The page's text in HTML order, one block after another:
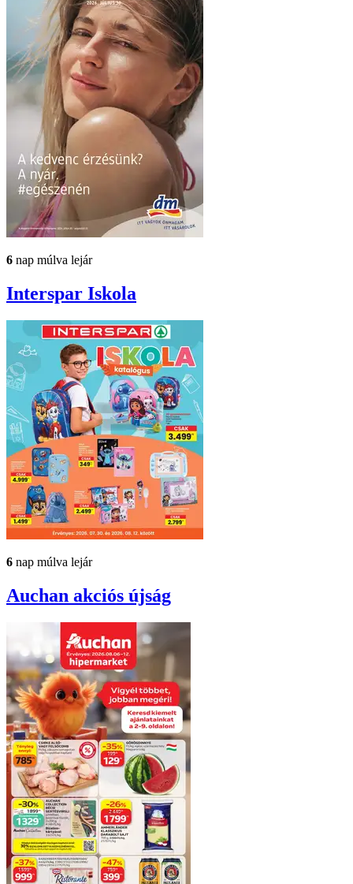
6 nap múlva lejár
Interspar Iskola
6 nap múlva lejár
Auchan akciós újság